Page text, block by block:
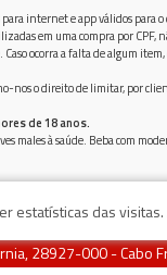
internet e app válidos para
em uma compra por CPF,
ocorra a falta de algum
nos o direito de limitar, por
de 18 anos.
males à saúde. Beba com
28927-000 - Cabo
das